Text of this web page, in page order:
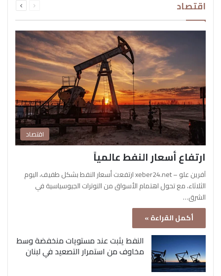
اقتصاد الصفحةالصفحة
اقتصاد
ارتفاع أسعار النفط عالمياً
آفرين علو – xeber24.net ارتفعت أسعار النفط بشكل طفيف، اليوم
الثلاثاء، مع تحول اهتمام الأسواق من التوترات الجيوسياسية في
الشرق…
أكمل القراءة »
النفط يثبت عند مستويات منخفضة وسط
مخاوف من استمرار التصعيد في لبنان